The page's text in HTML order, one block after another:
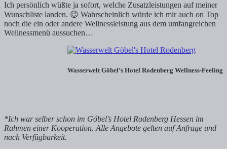
Ich persönlich wüßte ja sofort, welche Zusatzleistungen auf meiner
Wunschliste landen. 😉 Wahrscheinlich würde ich mir auch on Top
noch die ein oder andere Wellnessleistung aus dem umfangreichen
Wellnessmenü aussuchen…
Wasserwelt Göbel’s Hotel Rodenberg Wellness-Feeling
*Ich war selber schon im Göbel’s Hotel Rodenberg Hessen im
Rahmen einer Kooperation. Alle Angebote gelten auf Anfrage und
nach Verfügbarkeit.